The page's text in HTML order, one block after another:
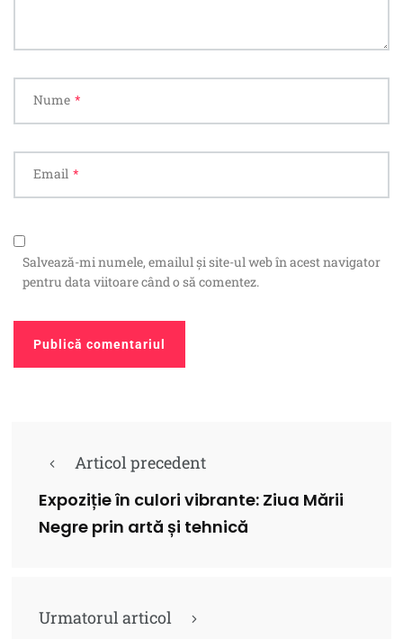
Nume *
Email *
Salvează-mi numele, emailul și site-ul web în acest navigator
pentru data viitoare când o să comentez.
Articol precedent
Expoziție în culori vibrante: Ziua Mării
Negre prin artă și tehnică
Urmatorul articol